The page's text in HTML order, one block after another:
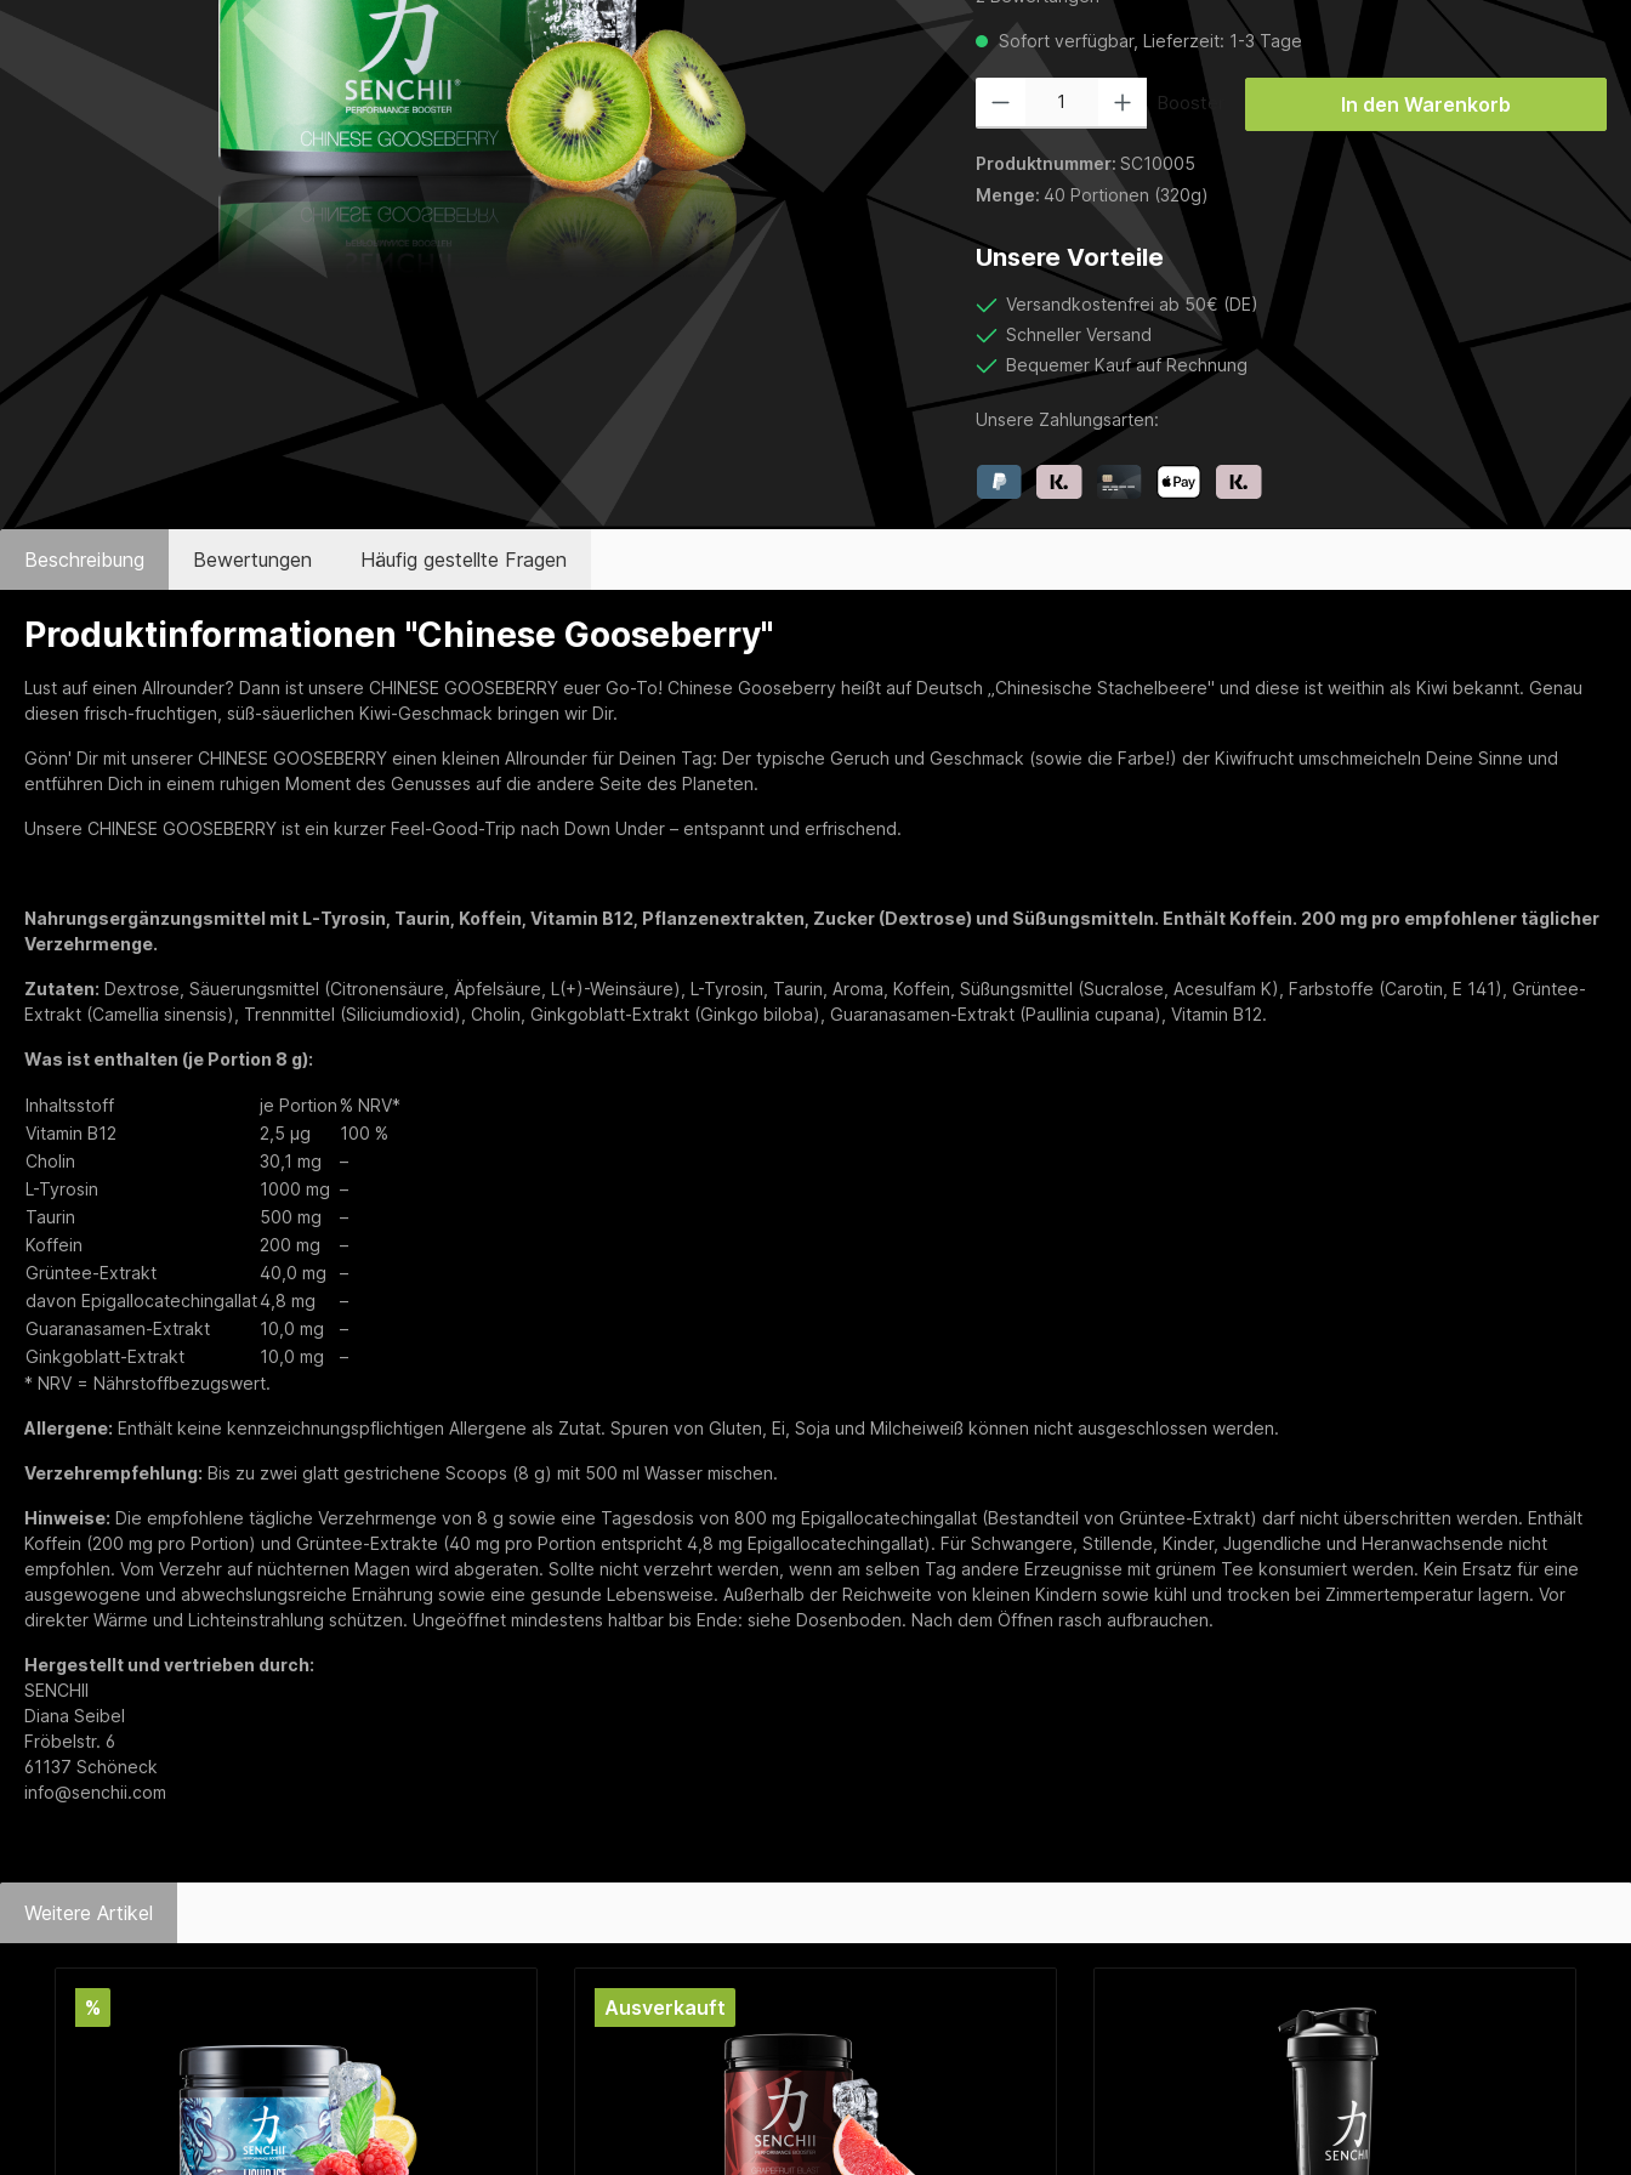
Sofort verfügbar, Lieferzeit: 1-3 Tage
Produkt Anzahl: Gib den gewünschten Wert ein oder benutze die Schaltflächen um die
Booster In den Warenkorb
Produktnummer: SC10005
Menge: 40 Portionen (320g)
Unsere Vorteile
Versandkostenfrei ab 50€ (DE)
Schneller Versand
Bequemer Kauf auf Rechnung
Unsere Zahlungsarten:
Beschreibung Bewertungen Häufig gestellte Fragen
Produktinformationen "Chinese Gooseberry"
Lust auf einen Allrounder? Dann ist unsere CHINESE GOOSEBERRY euer Go-To! Chinese Gooseberry heißt auf Deutsch „Chinesische Stachelbeere" und diese ist weithin als Kiwi bekannt. Genau
diesen frisch-fruchtigen, süß-säuerlichen Kiwi-Geschmack bringen wir Dir.
Gönn' Dir mit unserer CHINESE GOOSEBERRY einen kleinen Allrounder für Deinen Tag: Der typische Geruch und Geschmack (sowie die Farbe!) der Kiwifrucht umschmeicheln Deine Sinne und
entführen Dich in einem ruhigen Moment des Genusses auf die andere Seite des Planeten.
Unsere CHINESE GOOSEBERRY ist ein kurzer Feel-Good-Trip nach Down Under – entspannt und erfrischend.
Nahrungsergänzungsmittel mit L-Tyrosin, Taurin, Koffein, Vitamin B12, Pflanzenextrakten, Zucker (Dextrose) und Süßungsmitteln. Enthält Koffein. 200 mg pro empfohlener täglicher
Verzehrmenge.
Zutaten: Dextrose, Säuerungsmittel (Citronensäure, Äpfelsäure, L(+)-Weinsäure), L-Tyrosin, Taurin, Aroma, Koffein, Süßungsmittel (Sucralose, Acesulfam K), Farbstoffe (Carotin, E 141), Grüntee-
Extrakt (Camellia sinensis), Trennmittel (Siliciumdioxid), Cholin, Ginkgoblatt-Extrakt (Ginkgo biloba), Guaranasamen-Extrakt (Paullinia cupana), Vitamin B12.
Was ist enthalten (je Portion 8 g):
Inhaltsstoff je Portion% NRV*
Vitamin B12
2,5 µg
100 %
Cholin
30,1 mg
–
L-Tyrosin
1000 mg –
Taurin
500 mg
–
Koffein
200 mg
–
Grüntee-Extrakt
40,0 mg
–
davon Epigallocatechingallat4,8 mg
–
Guaranasamen-Extrakt
10,0 mg
–
Ginkgoblatt-Extrakt
10,0 mg
–
* NRV = Nährstoffbezugswert.
Allergene: Enthält keine kennzeichnungspflichtigen Allergene als Zutat. Spuren von Gluten, Ei, Soja und Milcheiweiß können nicht ausgeschlossen werden.
Verzehrempfehlung: Bis zu zwei glatt gestrichene Scoops (8 g) mit 500 ml Wasser mischen.
Hinweise: Die empfohlene tägliche Verzehrmenge von 8 g sowie eine Tagesdosis von 800 mg Epigallocatechingallat (Bestandteil von Grüntee-Extrakt) darf nicht überschritten werden. Enthält
Koffein (200 mg pro Portion) und Grüntee-Extrakte (40 mg pro Portion entspricht 4,8 mg Epigallocatechingallat). Für Schwangere, Stillende, Kinder, Jugendliche und Heranwachsende nicht
empfohlen. Vom Verzehr auf nüchternen Magen wird abgeraten. Sollte nicht verzehrt werden, wenn am selben Tag andere Erzeugnisse mit grünem Tee konsumiert werden. Kein Ersatz für eine
ausgewogene und abwechslungsreiche Ernährung sowie eine gesunde Lebensweise. Außerhalb der Reichweite von kleinen Kindern sowie kühl und trocken bei Zimmertemperatur lagern. Vor
direkter Wärme und Lichteinstrahlung schützen. Ungeöffnet mindestens haltbar bis Ende: siehe Dosenboden. Nach dem Öffnen rasch aufbrauchen.
Hergestellt und vertrieben durch:
SENCHII
Diana Seibel
Fröbelstr. 6
61137 Schöneck
info@senchii.com
Weitere Artikel
% Ausverkauft